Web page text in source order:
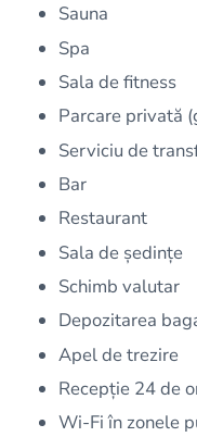
Sauna
Spa
Sala de fitness
Parcare privată
Serviciu de
Bar
Restaurant
Sala de ședințe
Schimb valutar
Depozitarea
Apel de trezire
Recepție 24 de
Wi-Fi în zonele